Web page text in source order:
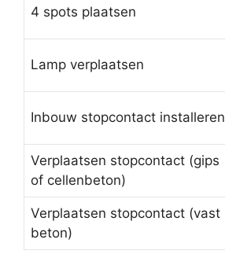
4 spots plaatsen
Lamp verplaatsen
Inbouw stopcontact installeren
Verplaatsen stopcontact (gips
of cellenbeton)
Verplaatsen stopcontact (vast
beton)